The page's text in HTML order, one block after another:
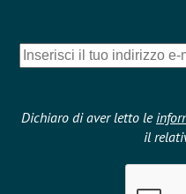
Dichiaro di aver letto le
il